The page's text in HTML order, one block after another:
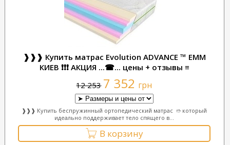
❱❱❱ Купить матрас Evolution ADVANCE ™ ЕММ
КИЕВ ❗❗❗ АКЦИЯ ...☎... цены + отзывы ≡
12 253 7 352 грн
❱❱❱ Купить беспружинный ортопедический матрас ➱ который
идеально поддерживает тело спящего в...
В корзину